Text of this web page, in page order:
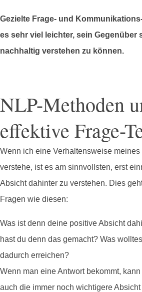
Gezielte Frage- und
es sehr viel leichter, sein Gegenüber
nachhaltig verstehen zu können.
NLP-Methoden
effektive Frage-
Wenn ich eine Verhaltensweise meines
verstehe, ist es am sinnvollsten, erst
Absicht dahinter zu verstehen. Dies
Fragen wie diesen:
Was ist denn deine positive Absicht
hast du denn das gemacht? Was
dadurch erreichen?
Wenn man eine Antwort bekommt,
auch die immer noch wichtigere